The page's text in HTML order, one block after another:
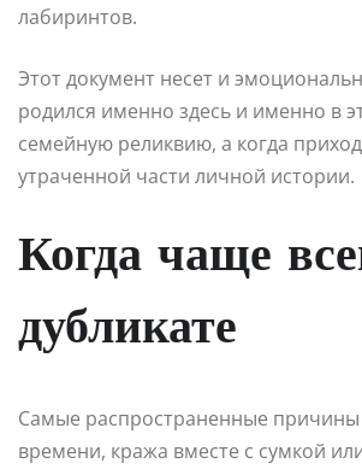
лабиринтов.
Этот документ несет и
родился именно здесь и именно в
семейную реликвию, а когда
утраченной части личной истории.
Когда чаще
дубликате
Самые распространенные
времени, кража вместе с сумкой